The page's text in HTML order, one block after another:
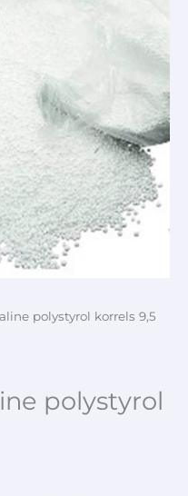
polystyrol korrels 9,5
polystyrol